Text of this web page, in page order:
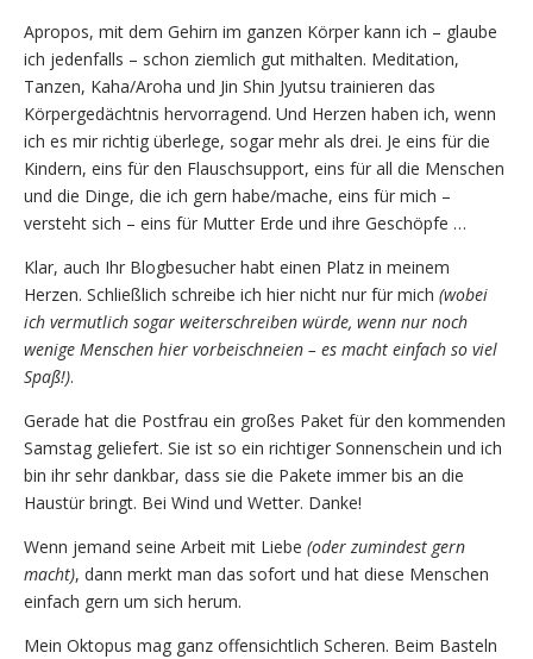
Apropos, mit dem Gehirn im ganzen Körper kann ich – glaube
ich jedenfalls – schon ziemlich gut mithalten. Meditation,
Tanzen, Kaha/Aroha und Jin Shin Jyutsu trainieren das
Körpergedächtnis hervorragend. Und Herzen haben ich, wenn
ich es mir richtig überlege, sogar mehr als drei. Je eins für die
Kindern, eins für den Flauschsupport, eins für all die Menschen
und die Dinge, die ich gern habe/mache, eins für mich –
versteht sich – eins für Mutter Erde und ihre Geschöpfe …
Klar, auch Ihr Blogbesucher habt einen Platz in meinem
Herzen. Schließlich schreibe ich hier nicht nur für mich (wobei
ich vermutlich sogar weiterschreiben würde, wenn nur noch
wenige Menschen hier vorbeischneien – es macht einfach so viel
Spaß!).
Gerade hat die Postfrau ein großes Paket für den kommenden
Samstag geliefert. Sie ist so ein richtiger Sonnenschein und ich
bin ihr sehr dankbar, dass sie die Pakete immer bis an die
Haustür bringt. Bei Wind und Wetter. Danke!
Wenn jemand seine Arbeit mit Liebe (oder zumindest gern
macht), dann merkt man das sofort und hat diese Menschen
einfach gern um sich herum.
Mein Oktopus mag ganz offensichtlich Scheren. Beim Basteln